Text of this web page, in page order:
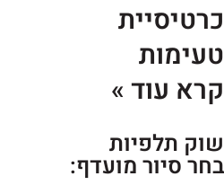
עוד »
תלפיות
סיור מועדף: